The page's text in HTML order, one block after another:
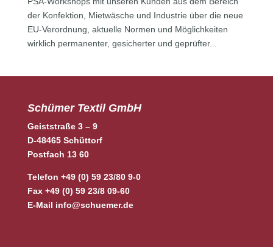
der Konfektion, Mietwäsche und Industrie über die neue
EU-Verordnung, aktuelle Normen und Möglichkeiten
wirklich permanenter, gesicherter und geprüfter...
Schümer Textil GmbH
Geiststraße 3 – 9
D-48465 Schüttorf
Postfach 13 60
Telefon +49 (0) 59 23/80 9-0
Fax +49 (0) 59 23/8 09-60
E-Mail info@schuemer.de